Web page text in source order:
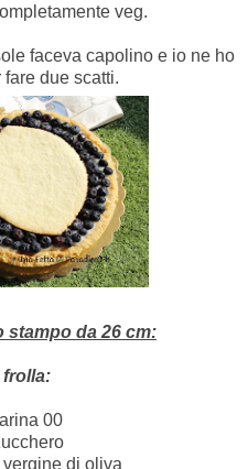
veg.
faceva capolino e io ne ho
due scatti.
stampo da 26 cm:
frolla:
00
di oliva